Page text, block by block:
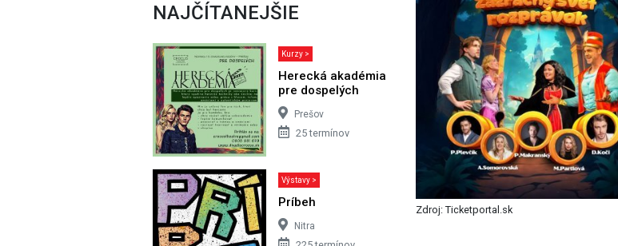
NAJČÍTANEJŠIE
Kurzy >
Herecká akadémia
pre dospelých
Prešov
25 termínov
Výstavy >
Príbeh
Nitra
Zdroj: Ticketportal.sk